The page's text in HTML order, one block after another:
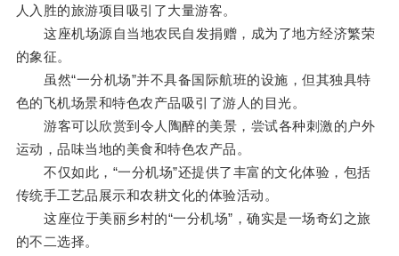
人入胜的旅游项目吸引了大量游客。
这座机场源自当地农民自发捐赠，成为了地方经济繁荣
的象征。
虽然“一分机场”并不具备国际航班的设施，但其独具特
色的飞机场景和特色农产品吸引了游人的目光。
游客可以欣赏到令人陶醉的美景，尝试各种刺激的户外
运动，品味当地的美食和特色农产品。
不仅如此，“一分机场”还提供了丰富的文化体验，包括
传统手工艺品展示和农耕文化的体验活动。
这座位于美丽乡村的“一分机场”，确实是一场奇幻之旅
的不二选择。